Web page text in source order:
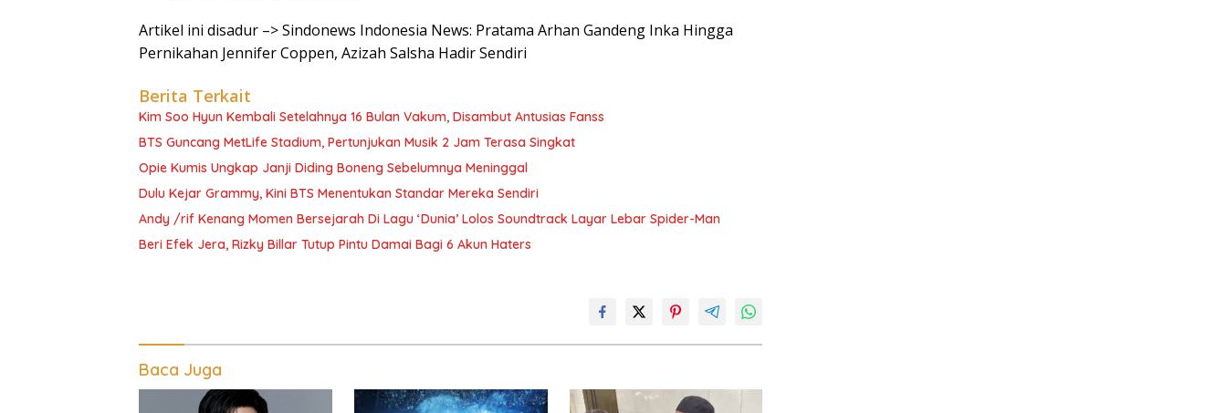
Artikel ini disadur –> Sindonews Indonesia News: Pratama Arhan Gandeng Inka Hingga
Pernikahan Jennifer Coppen, Azizah Salsha Hadir Sendiri
Berita Terkait
Kim Soo Hyun Kembali Setelahnya 16 Bulan Vakum, Disambut Antusias Fanss
BTS Guncang MetLife Stadium, Pertunjukan Musik 2 Jam Terasa Singkat
Opie Kumis Ungkap Janji Diding Boneng Sebelumnya Meninggal
Dulu Kejar Grammy, Kini BTS Menentukan Standar Mereka Sendiri
Andy /rif Kenang Momen Bersejarah Di Lagu ‘Dunia’ Lolos Soundtrack Layar Lebar Spider-Man
Beri Efek Jera, Rizky Billar Tutup Pintu Damai Bagi 6 Akun Haters
Baca Juga